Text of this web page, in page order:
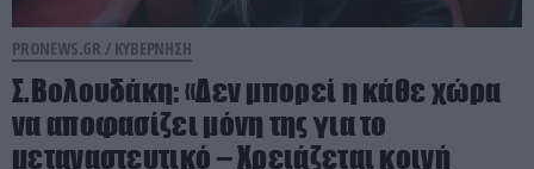
PRONEWS.GR / ΚΥΒΕΡΝΗΣΗ
Σ.Βολουδάκη: «Δεν μπορεί η κάθε χώρα
να αποφασίζει μόνη της για το
μεταναστευτικό – Χρειάζεται κοινή